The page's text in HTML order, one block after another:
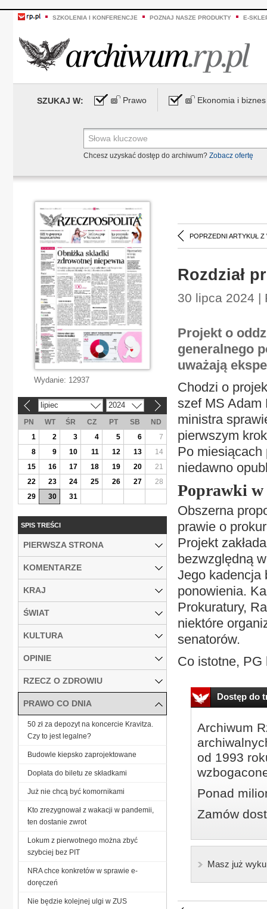
SZKOLENIA I KONFERENCJE POZNAJ NASZE PRODUKTY E-
SZUKAJ W: Prawo Ekonomia i biznes
Chcesz uzyskać dostęp do archiwum? Zobacz ofertę
POPRZEDNI ARTYKUŁ Z
Rozdział
30 lipca 2024 |
Projekt o
generalnego
uważają
Chodzi o
szef MS Adam
ministra
pierwszym
Po miesiącach
niedawno
Poprawki w
Obszerna
prawie o
Projekt
bezwzględną
Jego kadencja
ponowienia.
Prokuratury,
niektóre
senatorów.
Co istotne, PG
Dostęp do
Archiwum
od 1993
Ponad
Zamów
Masz już
Wydanie: 12937
lipiec 2024
PN WT ŚR CZ PT SB
ND
1
2 3 4 5 6
7
8
9 10 11 12 13
14
15
16 17 18 19 20
21
22
23 24 25 26 27
28
29
30 31
SPIS TREŚCI
PIERWSZA STRONA
KOMENTARZE
KRAJ
ŚWIAT
KULTURA
OPINIE
RZECZ O ZDROWIU
PRAWO CO DNIA
50 zł za depozyt na koncercie Kravitza.
Czy to jest legalne?
Budowle kiepsko zaprojektowane
Dopłata do biletu ze składkami
Już nie chcą być komornikami
Kto zrezygnował z wakacji w pandemii,
ten dostanie zwrot
Lokum z pierwotnego można zbyć
szybciej bez PIT
NRA chce konkretów w sprawie e-
doręczeń
Nie będzie kolejnej ulgi w ZUS